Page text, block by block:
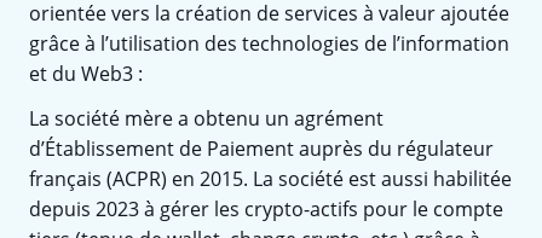
orientée vers la création de services à valeur ajoutée
grâce à l’utilisation des technologies de l’information
et du Web3 :
La société mère a obtenu un agrément
d’Établissement de Paiement auprès du régulateur
français (ACPR) en 2015. La société est aussi habilitée
depuis 2023 à gérer les crypto-actifs pour le compte